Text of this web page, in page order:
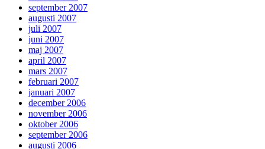
september 2007
augusti 2007
juli 2007
juni 2007
maj 2007
april 2007
mars 2007
februari 2007
januari 2007
december 2006
november 2006
oktober 2006
september 2006
augusti 2006